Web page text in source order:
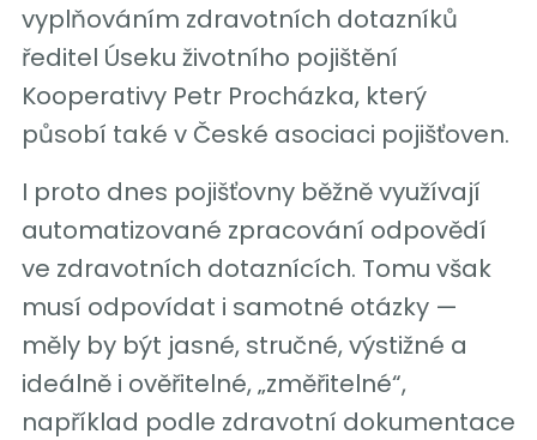
vyplňováním zdravotních dotazníků
ředitel Úseku životního pojištění
Kooperativy Petr Procházka, který
působí také v České asociaci pojišťoven.
I proto dnes pojišťovny běžně využívají
automatizované zpracování odpovědí
ve zdravotních dotaznících. Tomu však
musí odpovídat i samotné otázky —
měly by být jasné, stručné, výstižné a
ideálně i ověřitelné, „změřitelné“,
například podle zdravotní dokumentace